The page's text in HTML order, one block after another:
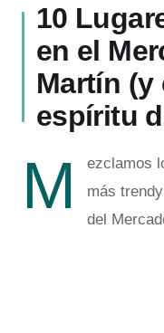
10
en el
Martín (y
espíritu
M
ezclamos
más
del